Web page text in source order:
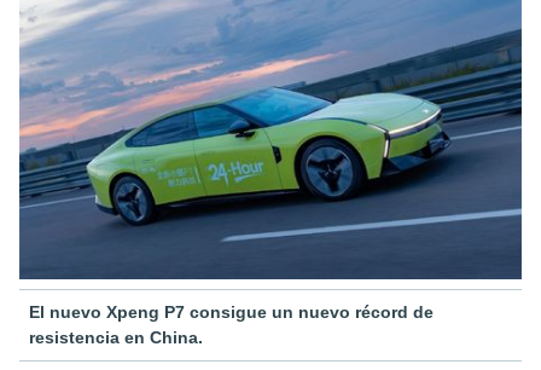
El nuevo Xpeng P7 consigue un nuevo récord de
resistencia en China.